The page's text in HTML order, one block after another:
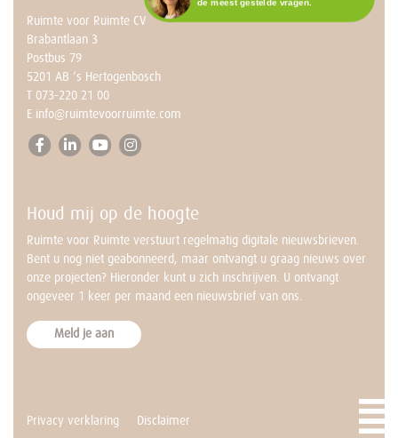
Ruimte voor Ruimte CV
Brabantlaan 3
Postbus 79
5201 AB ‘s Hertogenbosch
073-220 21 00
E info@ruimtevoorruimte.com
Houd mij op de hoogte
Ruimte voor Ruimte verstuurt regelmatig digitale nieuwsbrieven.
Bent u nog niet geabonneerd, maar ontvangt u graag nieuws over
onze projecten? Hieronder kunt u zich inschrijven. U ontvangt
ongeveer 1 keer per maand een nieuwsbrief van ons.
Meld je aan
Privacy verklaring Disclaimer